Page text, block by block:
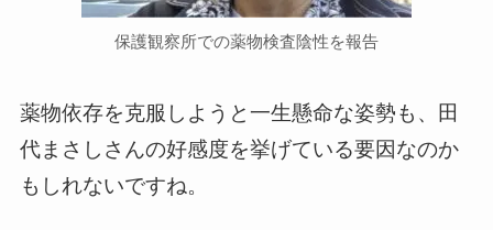
保護観察所での薬物検査陰性を報告
薬物依存を克服しようと一生懸命な姿勢も、田
代まさしさんの好感度を挙げている要因なのか
もしれないですね。